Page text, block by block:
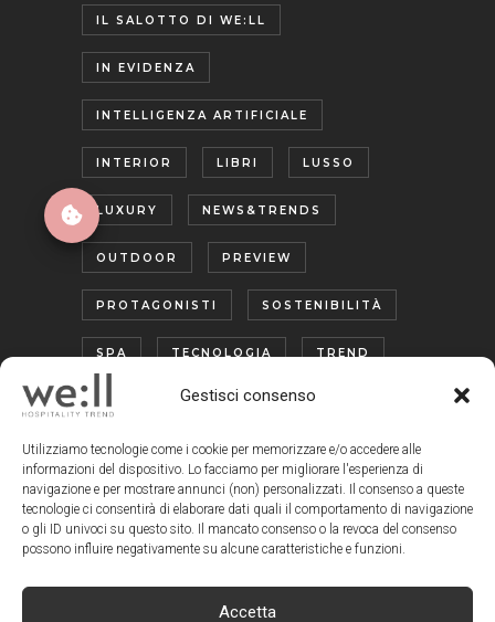
Gestisci consenso
Utilizziamo tecnologie come i cookie per memorizzare e/o accedere alle
informazioni del dispositivo. Lo facciamo per migliorare l'esperienza di
navigazione e per mostrare annunci (non) personalizzati. Il consenso a queste
tecnologie ci consentirà di elaborare dati quali il comportamento di navigazione
o gli ID univoci su questo sito. Il mancato consenso o la revoca del consenso
possono influire negativamente su alcune caratteristiche e funzioni.
Accetta
IL SALOTTO DI WE:LL
IN EVIDENZA
INTELLIGENZA ARTIFICIALE
INTERIOR LIBRI LUSSO
LUXURY NEWS&TRENDS
OUTDOOR PREVIEW
PROTAGONISTI SOSTENIBILITÀ
SPA TECNOLOGIA TREND
TURISMO ENOGASTRONOMICO
WELLNESS